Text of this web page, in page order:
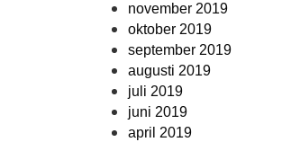
november 2019
oktober 2019
september 2019
augusti 2019
juli 2019
juni 2019
april 2019